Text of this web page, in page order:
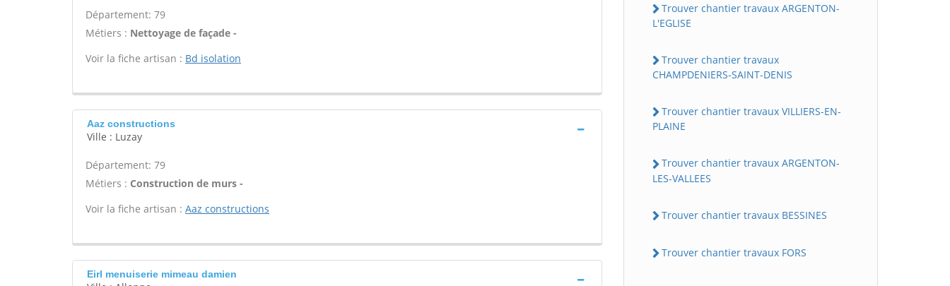
Département: 79
Métiers : Nettoyage de façade -
Voir la fiche artisan : Bd isolation
Aaz constructions
Ville : Luzay
Département: 79
Métiers : Construction de murs -
Voir la fiche artisan : Aaz constructions
Eirl menuiserie mimeau damien
Trouver chantier travaux ARGENTON-
L'EGLISE
Trouver chantier travaux
CHAMPDENIERS-SAINT-DENIS
Trouver chantier travaux VILLIERS-EN-
PLAINE
Trouver chantier travaux ARGENTON-
LES-VALLEES
Trouver chantier travaux BESSINES
Trouver chantier travaux FORS